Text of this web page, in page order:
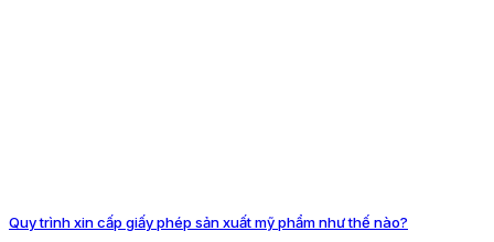
Quy trình xin cấp giấy phép sản xuất mỹ phẩm như thế nào?